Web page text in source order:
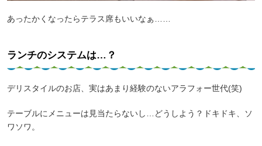
あったかくなったらテラス席もいいなぁ……
ランチのシステムは…？
デリスタイルのお店、実はあまり経験のないアラフォー世代(笑)
テーブルにメニューは見当たらないし…どうしよう？ドキドキ、ソ
ワソワ。